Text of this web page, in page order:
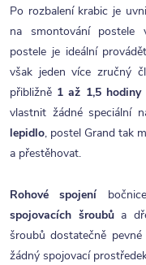
Po rozbalení krabic je
na smontování postele
postele je ideální
však jeden více zručný
přibližně 1 až 1,5 hodiny
vlastnit žádné speciální
lepidlo, postel Grand tak
a přestěhovat.
Rohové spojení
spojovacích šroubůa
šroubů dostatečně
žádný spojovací